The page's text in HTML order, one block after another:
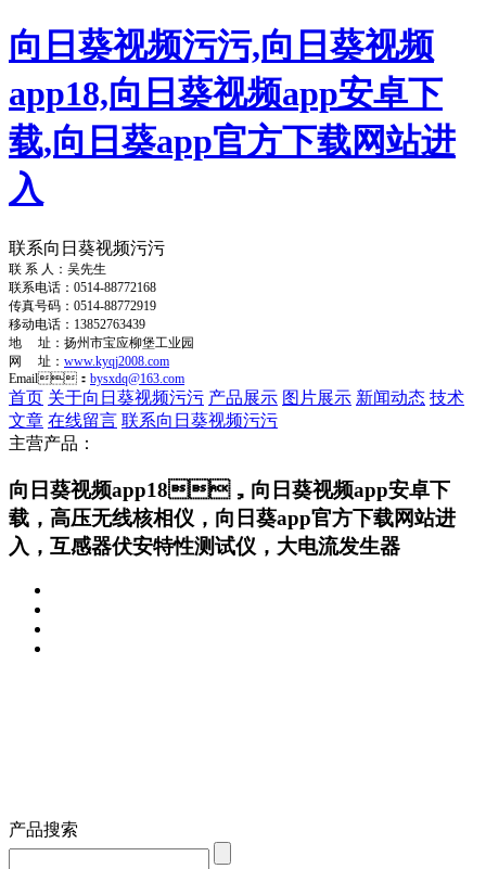
向日葵视频污污,向日葵视频
app18,向日葵视频app安卓下
载,向日葵app官方下载网站进
入
联系向日葵视频污污
联 系 人：吴先生
联系电话：0514-88772168
传真号码：0514-88772919
移动电话：13852763439
地 址：扬州市宝应柳堡工业园
网 址： www.kyqj2008.com
Email： bysxdq@163.com
首页 关于向日葵视频污污 产品展示 图片展示 新闻动态 技术
文章 在线留言 联系向日葵视频污污
主营产品：
向日葵视频app18，向日葵视频app安卓下
载，高压无线核相仪，向日葵app官方下载网站进
入，互感器伏安特性测试仪，大电流发生器
产品搜索